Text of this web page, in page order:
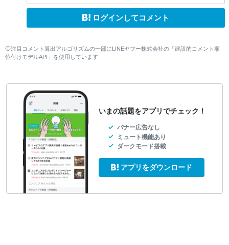
ログインしてコメント
注目コメント算出アルゴリズムの一部にLINEヤフー株式会社の「建設的コメント順
位付けモデルAPI」を使用しています
いまの話題をアプリでチェック！
バナー広告なし
ミュート機能あり
ダークモード搭載
アプリをダウンロード